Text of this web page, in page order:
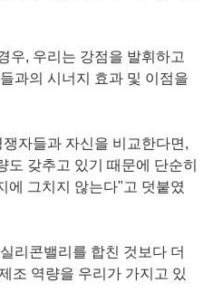
우, 우리는 강점을 발휘하고
과의 시너지 효과 및 이점을
자들과 자신을 비교한다면,
도 갖추고 있기 때문에 단순히
에 그치지 않는다"고 덧붙였
리콘밸리를 합친 것보다 더
조 역량을 우리가 가지고 있